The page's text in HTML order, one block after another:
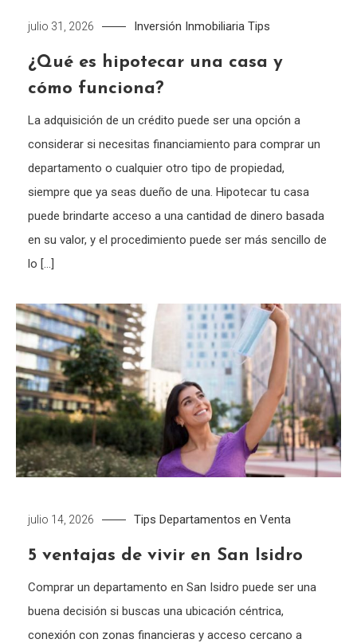
julio 31, 2026 Inversión Inmobiliaria Tips
¿Qué es hipotecar una casa y
cómo funciona?
La adquisición de un crédito puede ser una opción a
considerar si necesitas financiamiento para comprar un
departamento o cualquier otro tipo de propiedad,
siempre que ya seas dueño de una. Hipotecar tu casa
puede brindarte acceso a una cantidad de dinero basada
en su valor, y el procedimiento puede ser más sencillo de
lo […]
julio 14, 2026 Tips Departamentos en Venta
5 ventajas de vivir en San Isidro
Comprar un departamento en San Isidro puede ser una
buena decisión si buscas una ubicación céntrica,
conexión con zonas financieras y acceso cercano a